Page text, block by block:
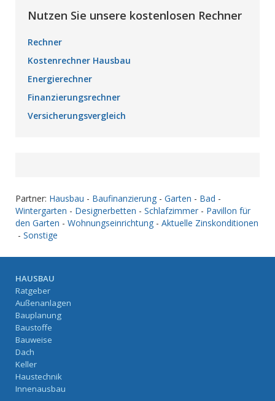
Nutzen Sie unsere kostenlosen Rechner
Rechner
Kostenrechner Hausbau
Energierechner
Finanzierungsrechner
Versicherungsvergleich
Partner: Hausbau - Baufinanzierung - Garten - Bad -
Wintergarten - Designerbetten - Schlafzimmer - Pavillon für
den Garten - Wohnungseinrichtung - Aktuelle Zinskonditionen
- Sonstige
HAUSBAU
Ratgeber
Außenanlagen
Bauplanung
Baustoffe
Bauweise
Dach
Keller
Haustechnik
Innenausbau